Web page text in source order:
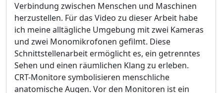
Verbindung zwischen Menschen und Maschinen
herzustellen. Für das Video zu dieser Arbeit habe
ich meine alltägliche Umgebung mit zwei Kameras
und zwei Monomikrofonen gefilmt. Diese
Schnittstellenarbeit ermöglicht es, ein getrenntes
Sehen und einen räumlichen Klang zu erleben.
CRT-Monitore symbolisieren menschliche
anatomische Augen. Vor den Monitoren ist ein